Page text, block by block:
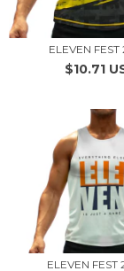
ELEVEN FEST
$10.71
ELEVEN FEST